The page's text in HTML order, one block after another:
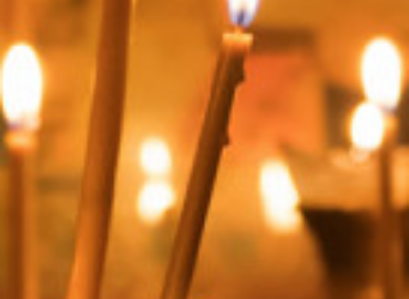
SEARCH